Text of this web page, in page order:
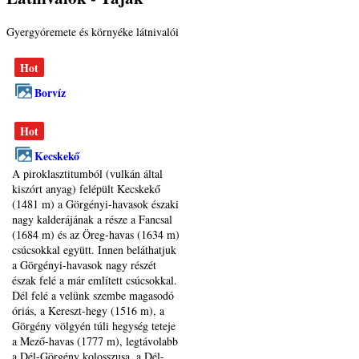
Gyergyóremete és környéke látnivalói
Hot
Borvíz
Hot
Kecskekő
A piroklasztitumból (vulkán által
kiszórt anyag) felépült Kecskekő
(1481 m) a Görgényi-havasok északi
nagy kalderájának a része a Fancsal
(1684 m) és az Öreg-havas (1634 m)
csúcsokkal együtt. Innen beláthatjuk
a Görgényi-havasok nagy részét
észak felé a már említett csúcsokkal.
Dél felé a velünk szembe magasodó
óriás, a Kereszt-hegy (1516 m), a
Görgény völgyén túli hegység teteje
a Mező-havas (1777 m), legtávolabb